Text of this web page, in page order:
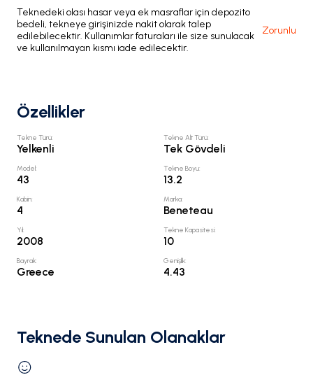
Teknedeki olası hasar veya ek masraflar için depozito
bedeli, tekneye girişinizde nakit olarak talep
edilebilecektir. Kullanımlar faturaları ile size sunulacak
ve kullanılmayan kısmı iade edilecektir.
Zorunlu
Özellikler
Tekne Türü:
Yelkenli
Tekne Alt Türü:
Tek Gövdeli
Model:
43
Tekne Boyu:
13.2
Kabin:
4
Marka:
Beneteau
Yıl:
2008
Tekne Kapasitesi:
10
Bayrak:
Greece
Genişlik:
4.43
Teknede Sunulan Olanaklar